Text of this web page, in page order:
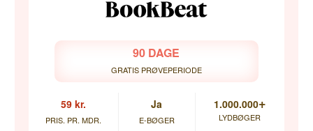
90 DAGE
GRATIS PRØVEPERIODE
59 kr.
PRIS. PR. MDR.
Ja
E-BØGER
1.000.000+
LYDBØGER